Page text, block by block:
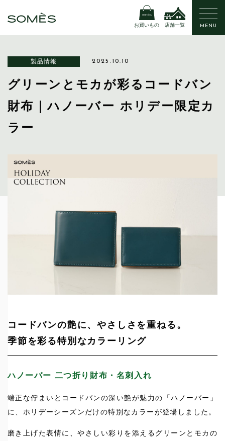
お買いもの 店舗一覧 MENU
製品情報 2025.10.10
グリーンとモカが彩るコードバン
財布｜ハノーバー ホリデー限定カ
ラー
コードバンの艶に、やさしさを重ねる。
季節を彩る特別なカラーリング
ハノーバー 二つ折り財布・名刺入れ
端正な佇まいとコードバンの深い艶が魅力の「ハノーバー」
に、ホリデーシーズンだけの特別なカラーが登場しました。
磨き上げた表情に、やさしい彩りを添えるグリーンとモカの